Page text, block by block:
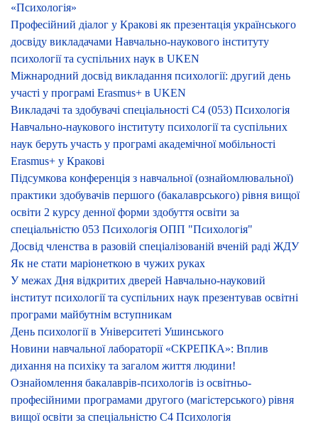
«Психологія»
Професійний діалог у Кракові як презентація українського
досвіду викладачами Навчально-наукового інституту
психології та суспільних наук в UKEN
Міжнародний досвід викладання психології: другий день
участі у програмі Erasmus+ в UKEN
Викладачі та здобувачі спеціальності С4 (053) Психологія
Навчально-наукового інституту психології та суспільних
наук беруть участь у програмі академічної мобільності
Erasmus+ у Кракові
Підсумкова конференція з навчальної (ознайомлювальної)
практики здобувачів першого (бакалаврського) рівня вищої
освіти 2 курсу денної форми здобуття освіти за
спеціальністю 053 Психологія ОПП "Психологія"
Досвід членства в разовій спеціалізованій вченій раді ЖДУ
Як не стати маріонеткою в чужих руках
У межах Дня відкритих дверей Навчально-науковий
інститут психології та суспільних наук презентував освітні
програми майбутнім вступникам
День психології в Університеті Ушинського
Новини навчальної лабораторії «СКРЕПКА»: Вплив
дихання на психіку та загалом життя людини!
Ознайомлення бакалаврів-психологів із освітньо-
професійними програмами другого (магістерського) рівня
вищої освіти за спеціальністю С4 Психологія